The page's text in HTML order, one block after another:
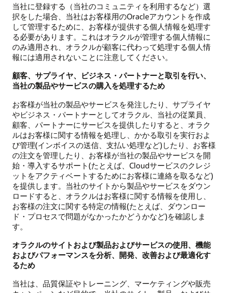
当社に登録する（当社のコミュニティを利用するなど）選
択をした場合、当社はお客様用のOracleアカウントを作成
して管理するために、お客様が提供する個人情報を処理す
る必要があります。これはオラクルが管理する個人情報に
のみ適用され、オラクルが顧客に代わって処理する個人情
報には適用されないことに注意してください。
顧客、サプライヤ、ビジネス・パートナーと取引を行い、
当社の製品やサービスの購入を処理するため
お客様が当社の製品やサービスを発注したり、サプライヤ
やビジネス・パートナーとしてオラクル、当社の従業員、
顧客、パートナーにサービスを提供したりすると、オラク
ルはお客様に関する情報を処理し、かかる取引を実行およ
び管理(インボイスの送信、支払い処理など)したり、お客様
の注文を管理したり、お客様が当社の製品やサービスを開
始・導入するサポート(たとえば、Cloudサービスのクレジ
ットをアクティベートするためにお客様に連絡を取るなど)
を提供します。当社のサイトから製品やサービスをダウン
ロードすると、オラクルはお客様に関する情報を使用し、
お客様の注文に関する特定の情報(たとえば、ダウンロー
ド・プロセスで問題がなかったかどうかなど)を確認しま
す。
オラクルのサイトおよび製品およびサービスの使用、機能
およびパフォーマンスを分析、開発、改善および最適化す
るため
当社は、品質保証やトレーニング、マーケティングや販売